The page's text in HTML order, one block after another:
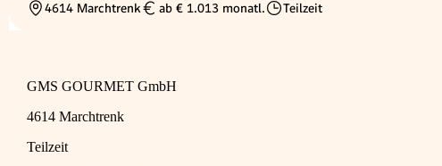
Ortschaft
4614 Marchtrenk
Gehalt
ab € 1.013 monatl.
Beschäftigungsart
Teilzeit
GMS GOURMET GmbH
4614 Marchtrenk
Teilzeit